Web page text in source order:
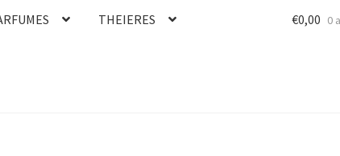
THEIERES €0,00 0